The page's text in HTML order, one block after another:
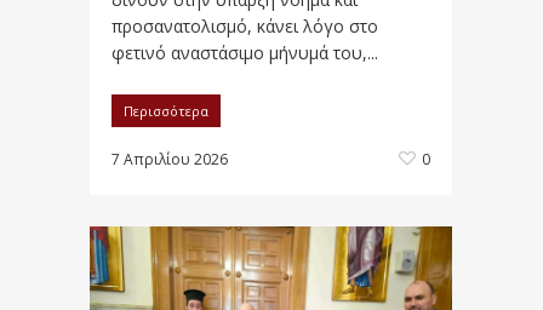
προσανατολισμό, κάνει λόγο στο
φετινό αναστάσιμο μήνυμά του,...
Περισσότερα
7 Απριλίου 2026 0